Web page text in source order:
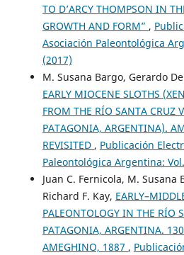
TO D’ARCY THOMPSON IN
GROWTH AND FORM” ,
Asociación Paleontológica
(2017)
M. Susana Bargo, Gerardo
EARLY MIOCENE SLOTHS
FROM THE RÍO SANTA CRUZ
PATAGONIA, ARGENTINA).
REVISITED , Publicación
Paleontológica Argentina:
Juan C. Fernicola, M. Susana
Richard F. Kay,
PALEONTOLOGY IN THE RÍO
PATAGONIA, ARGENTINA.
AMEGHINO, 1887 ,